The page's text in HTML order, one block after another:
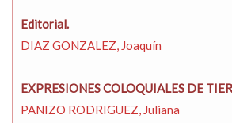
Editorial.
DIAZ GONZALEZ, Joaquín
EXPRESIONES COLOQUIALES DE
PANIZO RODRIGUEZ, Juliana